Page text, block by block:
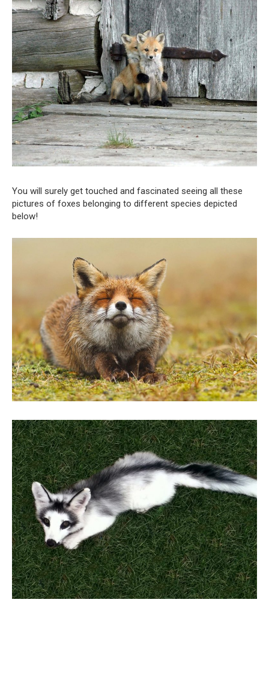
You will surely get touched and fascinated seeing all these
pictures of foxes belonging to different species depicted
below!